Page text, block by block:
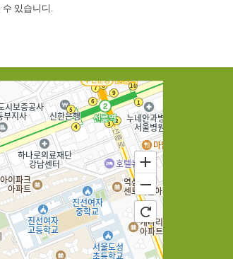
수 있습니디.